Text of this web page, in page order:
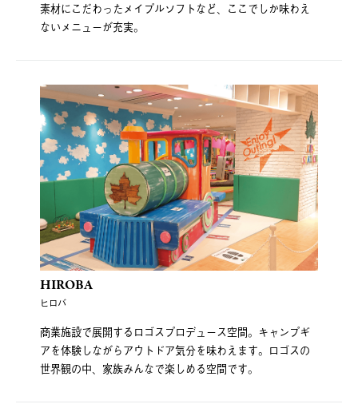
素材にこだわったメイプルソフトなど、ここでしか味わえ
ないメニューが充実。
HIROBA
ヒロバ
商業施設で展開するロゴスプロデュース空間。キャンプギ
アを体験しながらアウトドア気分を味わえます。ロゴスの
世界観の中、家族みんなで楽しめる空間です。